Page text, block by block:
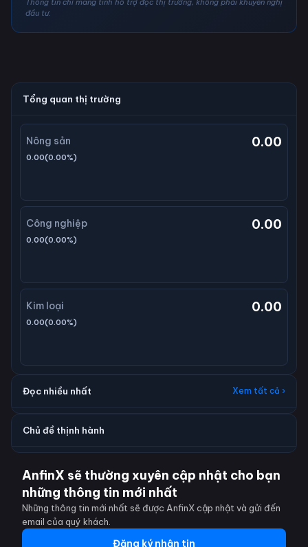
Thông tin chỉ mang tính hỗ trợ đọc thị trường, không phải khuyến nghị
đầu tư.
Tổng quan thị trường
Nông sản 0.00
0.00(0.00%)
Công nghiệp 0.00
0.00(0.00%)
Kim loại 0.00
0.00(0.00%)
Đọc nhiều nhất Xem tất cả ›
Chủ đề thịnh hành
AnfinX sẽ thường xuyên cập nhật cho bạn
những thông tin mới nhất
Những thông tin mới nhất sẽ được AnfinX cập nhật và gửi đến
email của quý khách.
Đăng ký nhận tin